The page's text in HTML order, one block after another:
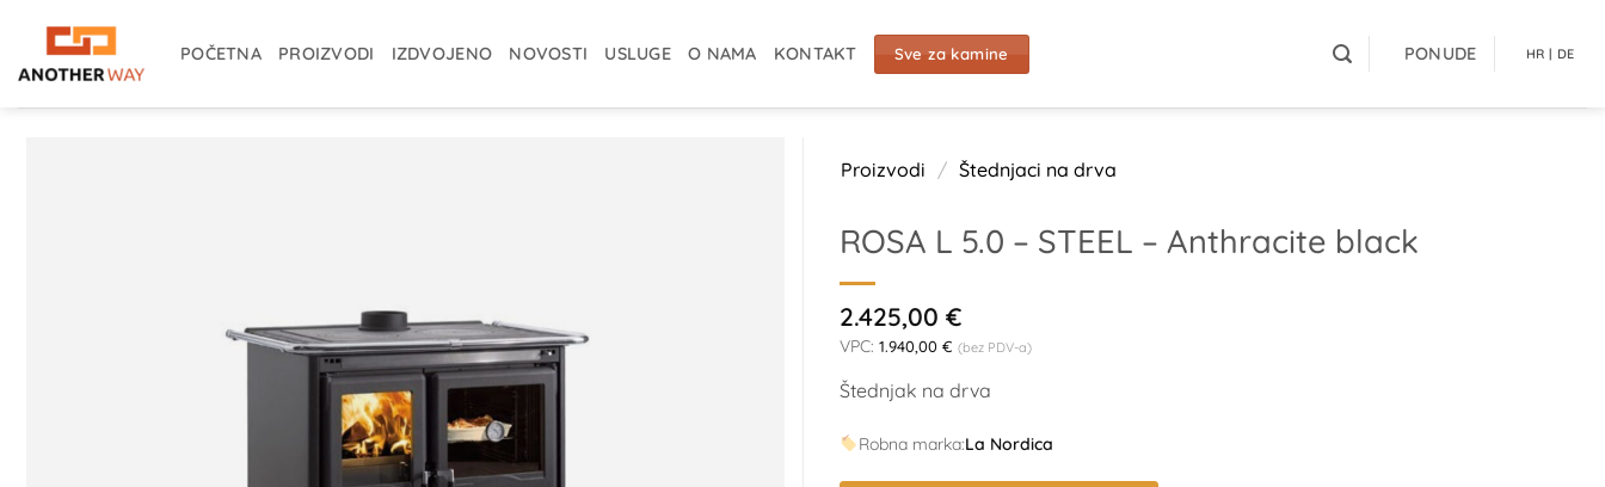
content
POČETNA PROIZVODI IZDVOJENO NOVOSTI USLUGE O NAMA KONTAKT Sve za kamine PONUDE HR | DE
Proizvodi / Štednjaci na drva
ROSA L 5.0 – STEEL – Anthracite black
2.425,00 €
VPC: 1.940,00 € (bez PDV-a)
Štednjak na drva
Robna marka:La Nordica